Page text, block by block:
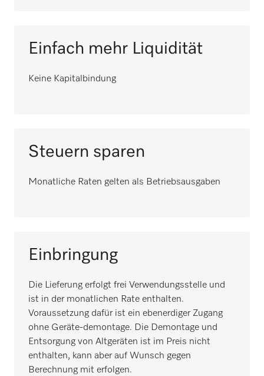
Einfach mehr Liquidität
Keine Kapitalbindung
Steuern sparen
Monatliche Raten gelten als Betriebsausgaben
Einbringung
Die Lieferung erfolgt frei Verwendungsstelle und
ist in der monatlichen Rate enthalten.
Voraussetzung dafür ist ein ebenerdiger Zugang
ohne Geräte-demontage. Die Demontage und
Entsorgung von Altgeräten ist im Preis nicht
enthalten, kann aber auf Wunsch gegen
Berechnung mit erfolgen.